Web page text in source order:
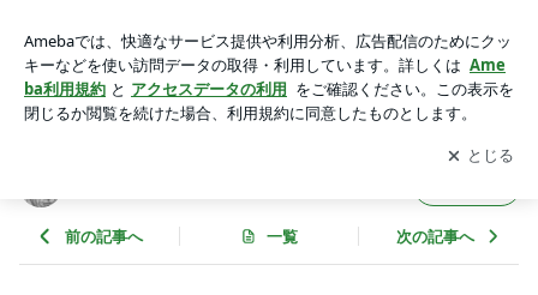
アプリをダウンロードして ブログの更新通知
を受け取りまし
ょう。
開く
前の記事へ 一覧 次の記事へ